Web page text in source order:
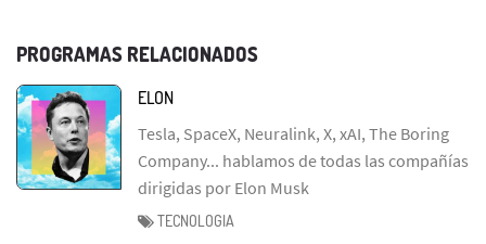
PROGRAMAS RELACIONADOS
ELON
Tesla, SpaceX, Neuralink, X, xAI, The Boring
Company... hablamos de todas las compañías
dirigidas por Elon Musk
TECNOLOGIA